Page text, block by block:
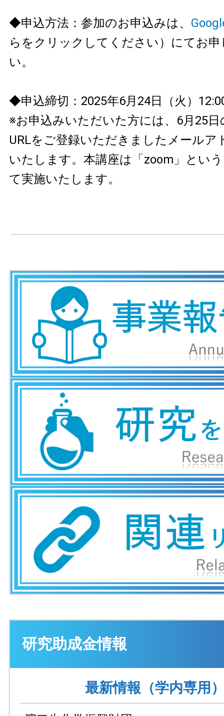
◆申込方法：参加のお申込みは、
らをクリックしてください）にてお
い。
◆申込締切：2025年6月24日（火）
※お申込みいただいた方には、6月25日
URLをご登録いただきましたメールア
いたします。本講座は「zoom」とい
て実施いたします。
研究助成金情報
最新情報（学内専用